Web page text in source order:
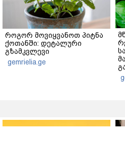
როგორ მოვიყვანოთ პიტნა
ქოთანში: დეტალური
გზამკვლევი
gemrielia.ge